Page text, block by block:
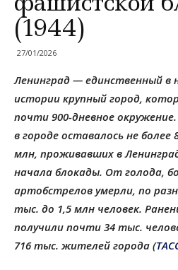
(1944)
27/01/2026
Ленинград — единственный в
истории крупный город,
почти 900-дневное
в городе оставалось не
млн, проживавших в
начала блокады. От голода,
артобстрелов умерли, по
тыс. до 1,5 млн человек.
получили почти 34 тыс.
716 тыс. жителей города (